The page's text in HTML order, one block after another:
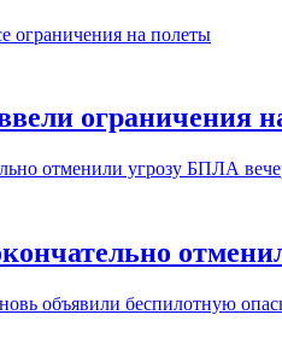
ограничения